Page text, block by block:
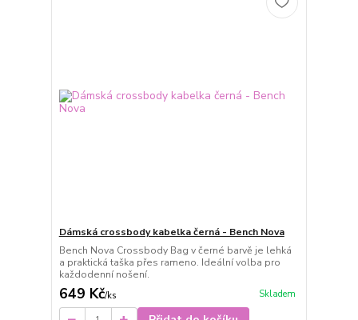
Dámská crossbody kabelka černá - Bench Nova
Bench Nova Crossbody Bag v černé barvě je lehká
a praktická taška přes rameno. Ideální volba pro
každodenní nošení.
649 Kč/ks Skladem